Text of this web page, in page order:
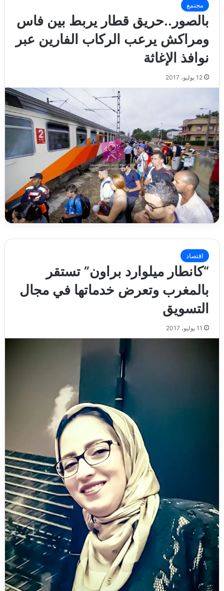
مجتمع
بالصور..حريق قطار يربط بين فاس
ومراكش يرعب الركاب الفارين عبر
نوافذ الإغاثة
12 يوليو، 2017
اقتصاد
“كانطار ميلوارد براون” تستقر
بالمغرب وتعرض خدماتها في مجال
التسويق
11 يوليو، 2017